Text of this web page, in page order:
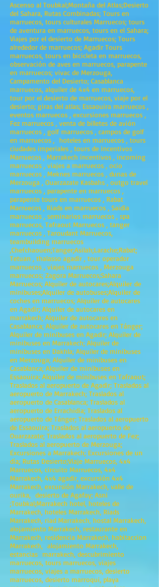
Ascenso al Toubkal;Montaña del Atlas;Desierto
del Sahara, Rutas Combinadas; Tours en
marruecos, tours culturales Marruecos; tours
de aventura en marruecos, tours en el Sahara;
Viajes por el desierto de Marruecos; Tours
alrededor de marruecos; Agadir Tours
marruecos, tours en bicicleta en marruecos,
observación de aves en marruecos, parapente
en marruecos; vivac de Merzouga,
Campamento del Desierto; Casablanca
marruecos, alquiler de 4x4 en marruecos,
tour por el desierto de marruecos, viaje por el
desierto; giras del atlas; Essaouira marruecos ,
eventos marruecos , excursiones marruecos ,
Fez marruecos , venta de billetes de avión
marruecos , golf marruecos , campos de golf
en marruecos , hoteles en marruecos , tours
ciudades imperiales , tours de incentivos
Marruecos , Marrakech incentivos , incoming
marruecos , viajes a marruecos , ocio
marruecos , Meknes marruecos , dunas de
Merzouga , Ouarzazate Kasbahs , outgo travel
marruecos , parapente en marruecos ,
parapente tours en marruecos , Rabat
Marruecos , Riads en marruecos , Saidia
marruecos , seminarios marruecos , spa
marruecos, Tafraout Marruecos , tanger
marruecos , Taroudant Marruecos,
teambuilding marruecos
,Chefchaouen;Tanger;Asilah;Larache;Rabat;
Tetuan , thalasso agadir , tour operador
marruecos , viajes marruecos , Merzouga
marruecos; Zagora Marruecos;Sahara
Marruecos; Alquiler de autocares;Alquiler de
minibuses;Alquiler de autobuses;Alquiler de
coches en marruecos; Alquiler de autocares
en Agadir; Alquiler de autocares en
marrakech; Alquiler de autocares en
Casablanca; Alquiler de autocares en Tánger;
Alquiler de minibuses en Agadir; Alquiler de
minibuses en Marrakech; Alquiler de
minibuses en Dakhla; Alquiler de minibuses
en Merzouga; Alquiler de minibuses en
Casablanca; Alquiler de minibuses en
Essaouira; Alquiler de minibuses en Tafraout;
Traslados al aeropuerto de Agadir; Traslados al
aeropuerto de Marrakech; Traslados al
aeropuerto de Casablanca; Traslados al
aeropuerto de Errachidia; Traslados al
aeropuerto de Tánger; Traslados al aeropuerto
de Essaouira; Traslados al aeropuerto de
Ouarzazate; Traslados al aeropuerto de Fez;
Traslados al aeropuerto de Merzouga;
Excursiones a Marrakech; Excursiones de un
día; Rutas Desierto;Viaje Marruecos, 4x4
Marruecos, circuito Marruecos, 4x4
Marrakech, 4x4 agadir, excursión 4x4
Marrakech, excursión Marrakech, valle de
ourika, desierto de Agafay; Asni
;Toubkal;Marrakech hotel, hoteles de
Marrakech, hoteles Marrakech, Riads
Marrakech, riad Marrakech, hostal Marrakech,
alojamiento Marrakech, restaurante en
Marrakech, residencia Marrakech, habitaccion
Marrakech, alojamiento Marrakech,
estancias marrakech, descubrimiento
marruecos, tours marruecos, viajes
marruecos, viajes a marruecos, desierto
marruecos, desierto marroqui, playa